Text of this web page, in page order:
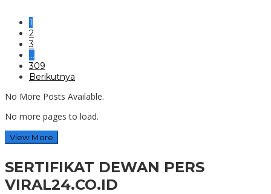
1
2
3
…
309
Berikutnya
No More Posts Available.
No more pages to load.
View More
SERTIFIKAT DEWAN PERS
VIRAL24.CO.ID